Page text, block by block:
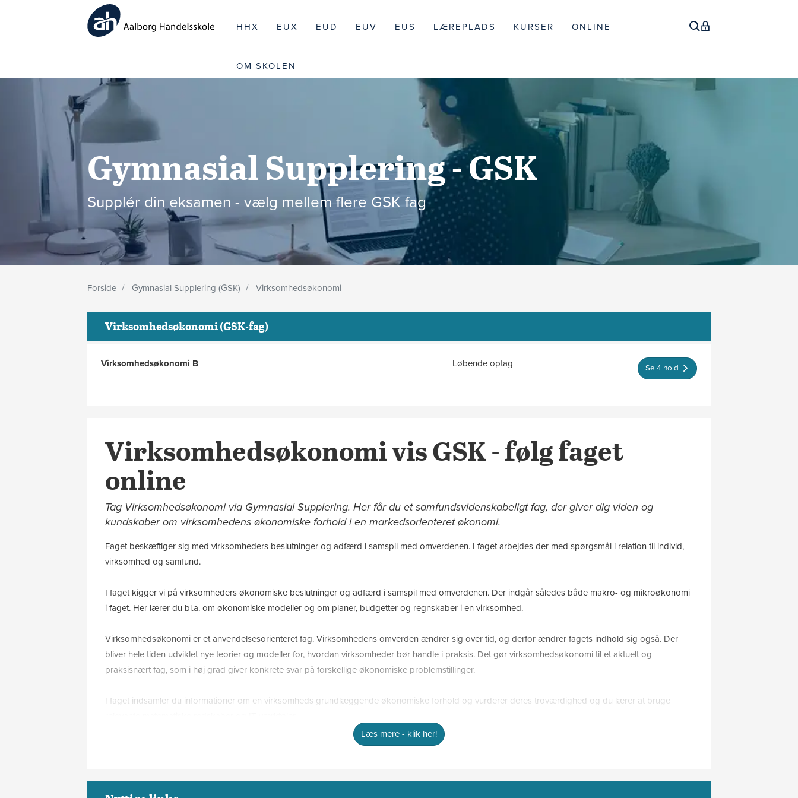
HHX EUX EUD EUV EUS LÆREPLADS KURSER ONLINE
OM SKOLEN
Gymnasial ­Supplering - GSK
Supplér din eksamen - vælg mellem flere GSK fag
Forside Gymnasial Supplering (GSK) Virksomhedsøkonomi
Virksomhedsøkonomi (GSK-fag)
Virksomhedsøkonomi B Se 4 hold
Løbende optag
Virksomhedsøkonomi vis GSK - følg faget
online
Tag Virksomhedsøkonomi via Gymnasial Supplering. Her får du et samfundsvidenskabeligt fag, der giver dig viden og
kundskaber om virksomhedens økonomiske forhold i en markedsorienteret økonomi.
Faget beskæftiger sig med virksomheders beslutninger og adfærd i samspil med omverdenen. I faget arbejdes der med spørgsmål i relation til individ,
virksomhed og samfund.
I faget kigger vi på virksomheders økonomiske beslutninger og adfærd i samspil med omverdenen. Der indgår således både makro- og mikroøkonomi
i faget. Her lærer du bl.a. om økonomiske modeller og om planer, budgetter og regnskaber i en virksomhed.
Virksomhedsøkonomi er et anvendelsesorienteret fag. Virksomhedens omverden ændrer sig over tid, og derfor ændrer fagets indhold sig også. Der
bliver hele tiden udviklet nye teorier og modeller for, hvordan virksomheder bør handle i praksis. Det gør virksomhedsøkonomi til et aktuelt og
praksisnært fag, som i høj grad giver konkrete svar på forskellige økonomiske problemstillinger.
I faget indsamler du informationer om en virksomheds grundlæggende økonomiske forhold og vurderer deres troværdighed og du lærer at bruge
Hvad lærer du i virksomhedsøkonomi?
At finde udfordringer
Læs mere - klik her!